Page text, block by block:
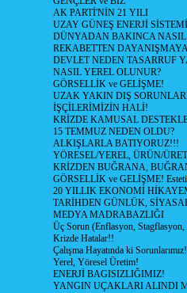
AK PARTİ'NİN 21 YILI
UZAY GÜNEŞ ENERJİ SİSTEMİ
DÜNYADAN BAKINCA
REKABETTEN
DEVLET NEDEN TASARRUF
NASIL YEREL OLUNUR?
GÖRSELLİK ve GELİŞME!
UZAK YAKIN DIŞ
İŞÇİLERİMİZİN HALİ!
KRİZDE KAMUSAL
15 TEMMUZ NEDEN OLDU?
ALKIŞLARLA BATIYORUZ!!!
YÖRESEL/YEREL, ÜRÜN/
KRİZDEN BUĞRANA,
GÖRSELLİK ve GELİŞME!
20 YILLIK EKONOMİ
TARİHDEN GÜNLÜK,
MEDYA MADRABAZLIĞI
Üç Sorun (Enflasyon, Stagflasyon,
Krizde Hatalar!!
Çalışma Hayatında ki
Yerel, Yöresel Üretim!
ENERJİ BAGISIZLIĞIMIZ!
YANGIN UÇAKLARI ALINDI